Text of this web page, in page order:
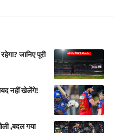
जानिए पूरी
नहीं खेलेंगे!
,बदल गया